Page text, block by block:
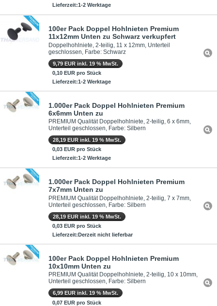
Lieferzeit:1-2 Werktage
100er Pack Doppel Hohlnieten Premium
11x12mm Unten zu Schwarz verkupfert
Doppelhohlniete, 2-teilig, 11 x 12mm, Unterteil
geschlossen, Farbe: Schwarz
9,79 EUR inkl. 19 % MwSt.
0,10 EUR pro Stück
Lieferzeit:1-2 Werktage
1.000er Pack Doppel Hohlnieten Premium
6x6mm Unten zu
PREMIUM Qualität Doppelhohlniete, 2-teilig, 6 x 6mm,
Unterteil geschlossen, Farbe: Silbern
28,19 EUR inkl. 19 % MwSt.
0,03 EUR pro Stück
Lieferzeit:1-2 Werktage
1.000er Pack Doppel Hohlnieten Premium
7x7mm Unten zu
PREMIUM Qualität Doppelhohlniete, 2-teilig, 7 x 7mm,
Unterteil geschlossen, Farbe: Silbern
28,19 EUR inkl. 19 % MwSt.
0,03 EUR pro Stück
Lieferzeit:Derzeit nicht lieferbar
100er Pack Doppel Hohlnieten Premium
10x10mm Unten zu
PREMIUM Qualität Doppelhohlniete, 2-teilig, 10 x 10mm,
Unterteil geschlossen, Farbe: Silbern
6,99 EUR inkl. 19 % MwSt.
0,07 EUR pro Stück